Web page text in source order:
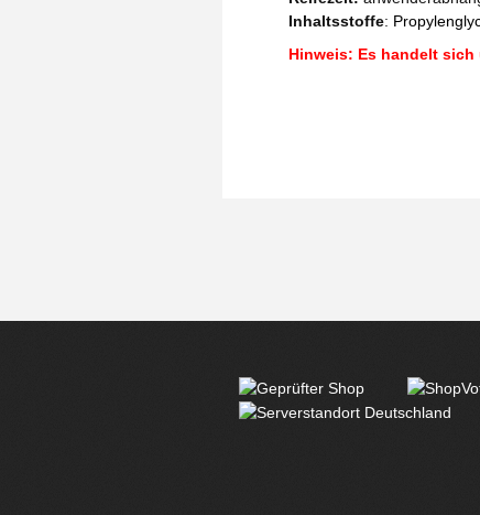
Inhaltsstoffe:
Hinweis: Es handelt sich